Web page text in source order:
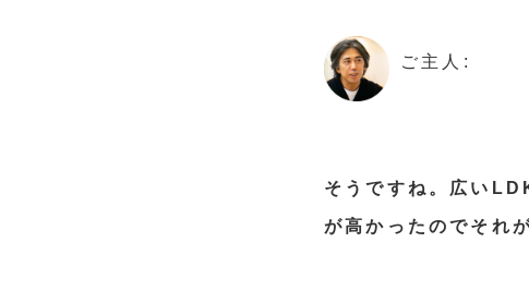
ご主人:
そうですね。広い
が高かったのでそれ